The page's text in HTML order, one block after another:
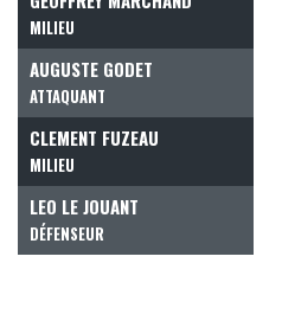
MILIEU
AUGUSTE GODET
ATTAQUANT
CLEMENT FUZEAU
MILIEU
LEO LE JOUANT
DÉFENSEUR